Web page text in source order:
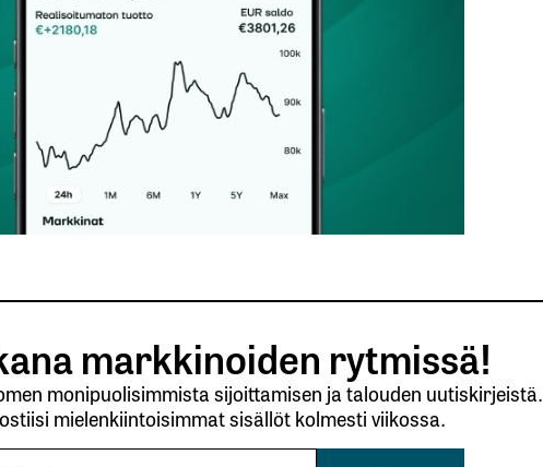
markkinoiden rytmissä!
monipuolisimmista sijoittamisen ja talouden uutiskirjeistä.
mielenkiintoisimmat sisällöt kolmesti viikossa.